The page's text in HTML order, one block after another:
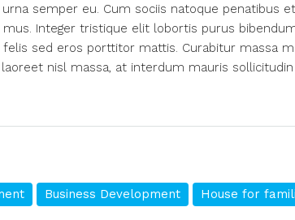
semper eu. Cum sociis natoque penatibus
mus. Integer tristique elit lobortis purus
sed eros porttitor mattis. Curabitur massa
nisl massa, at interdum mauris sollicitudin
Business Development House for